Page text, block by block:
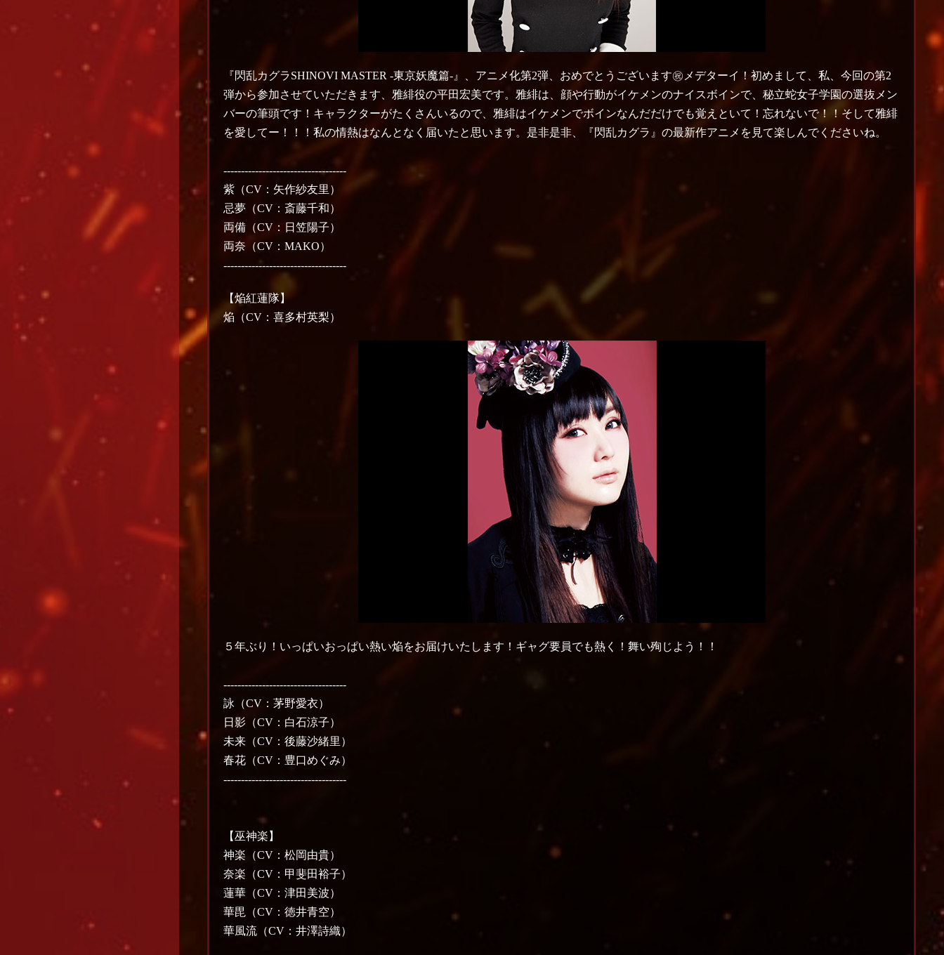
『閃乱カグラSHINOVI MASTER -東京妖魔篇-』、アニメ化第2弾、おめでとうございます㊗メデターイ！初めまして、私、今回の第2
弾から参加させていただきます、雅緋役の平田宏美です。雅緋は、顔や行動がイケメンのナイスボインで、秘立蛇女子学園の選抜メン
バーの筆頭です！キャラクターがたくさんいるので、雅緋はイケメンでボインなんだだけでも覚えといて！忘れないで！！そして雅緋
を愛してー！！！私の情熱はなんとなく届いたと思います。是非是非、『閃乱カグラ』の最新作アニメを見て楽しんでくださいね。
-----------------------------------
紫（CV：矢作紗友里）
忌夢（CV：斎藤千和）
両備（CV：日笠陽子）
両奈（CV：MAKO）
-----------------------------------
【焔紅蓮隊】
焔（CV：喜多村英梨）
５年ぶり！いっぱいおっぱい熱い焔をお届けいたします！ギャグ要員でも熱く！舞い殉じよう！！
-----------------------------------
詠（CV：茅野愛衣）
日影（CV：白石涼子）
未来（CV：後藤沙緒里）
春花（CV：豊口めぐみ）
-----------------------------------
【巫神楽】
神楽（CV：松岡由貴）
奈楽（CV：甲斐田裕子）
蓮華（CV：津田美波）
華毘（CV：徳井青空）
華風流（CV：井澤詩織）